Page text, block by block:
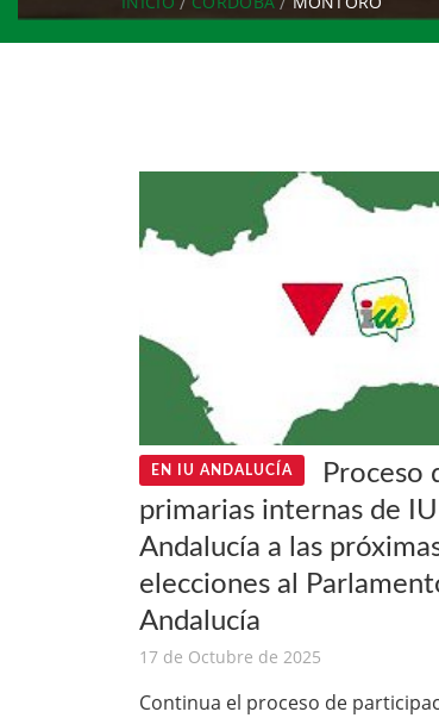
EN IU ANDALUCÍA
Proceso
primarias internas de IU
Andalucía a las
elecciones al
Andalucía
17 de Octubre de 2025
Continua el proceso de